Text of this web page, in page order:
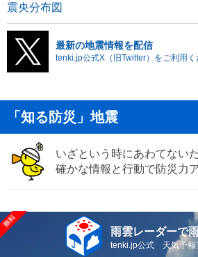
震央分布図
最新の地震情報を配信
tenki.jp公式X（旧Twitter）をご利用く
「知る防災」地震
いざという時にあわてない
確かな情報と行動で防災力
雨雲レーダーで
tenki.jp公式 天気予報